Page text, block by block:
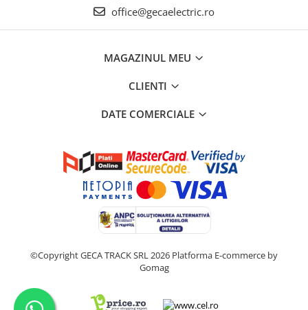
office@gecaelectric.ro
MAGAZINUL MEU
CLIENTI
DATE COMERCIALE
©Copyright GECA TRACK SRL 2026 Platforma E-commerce by
Gomag